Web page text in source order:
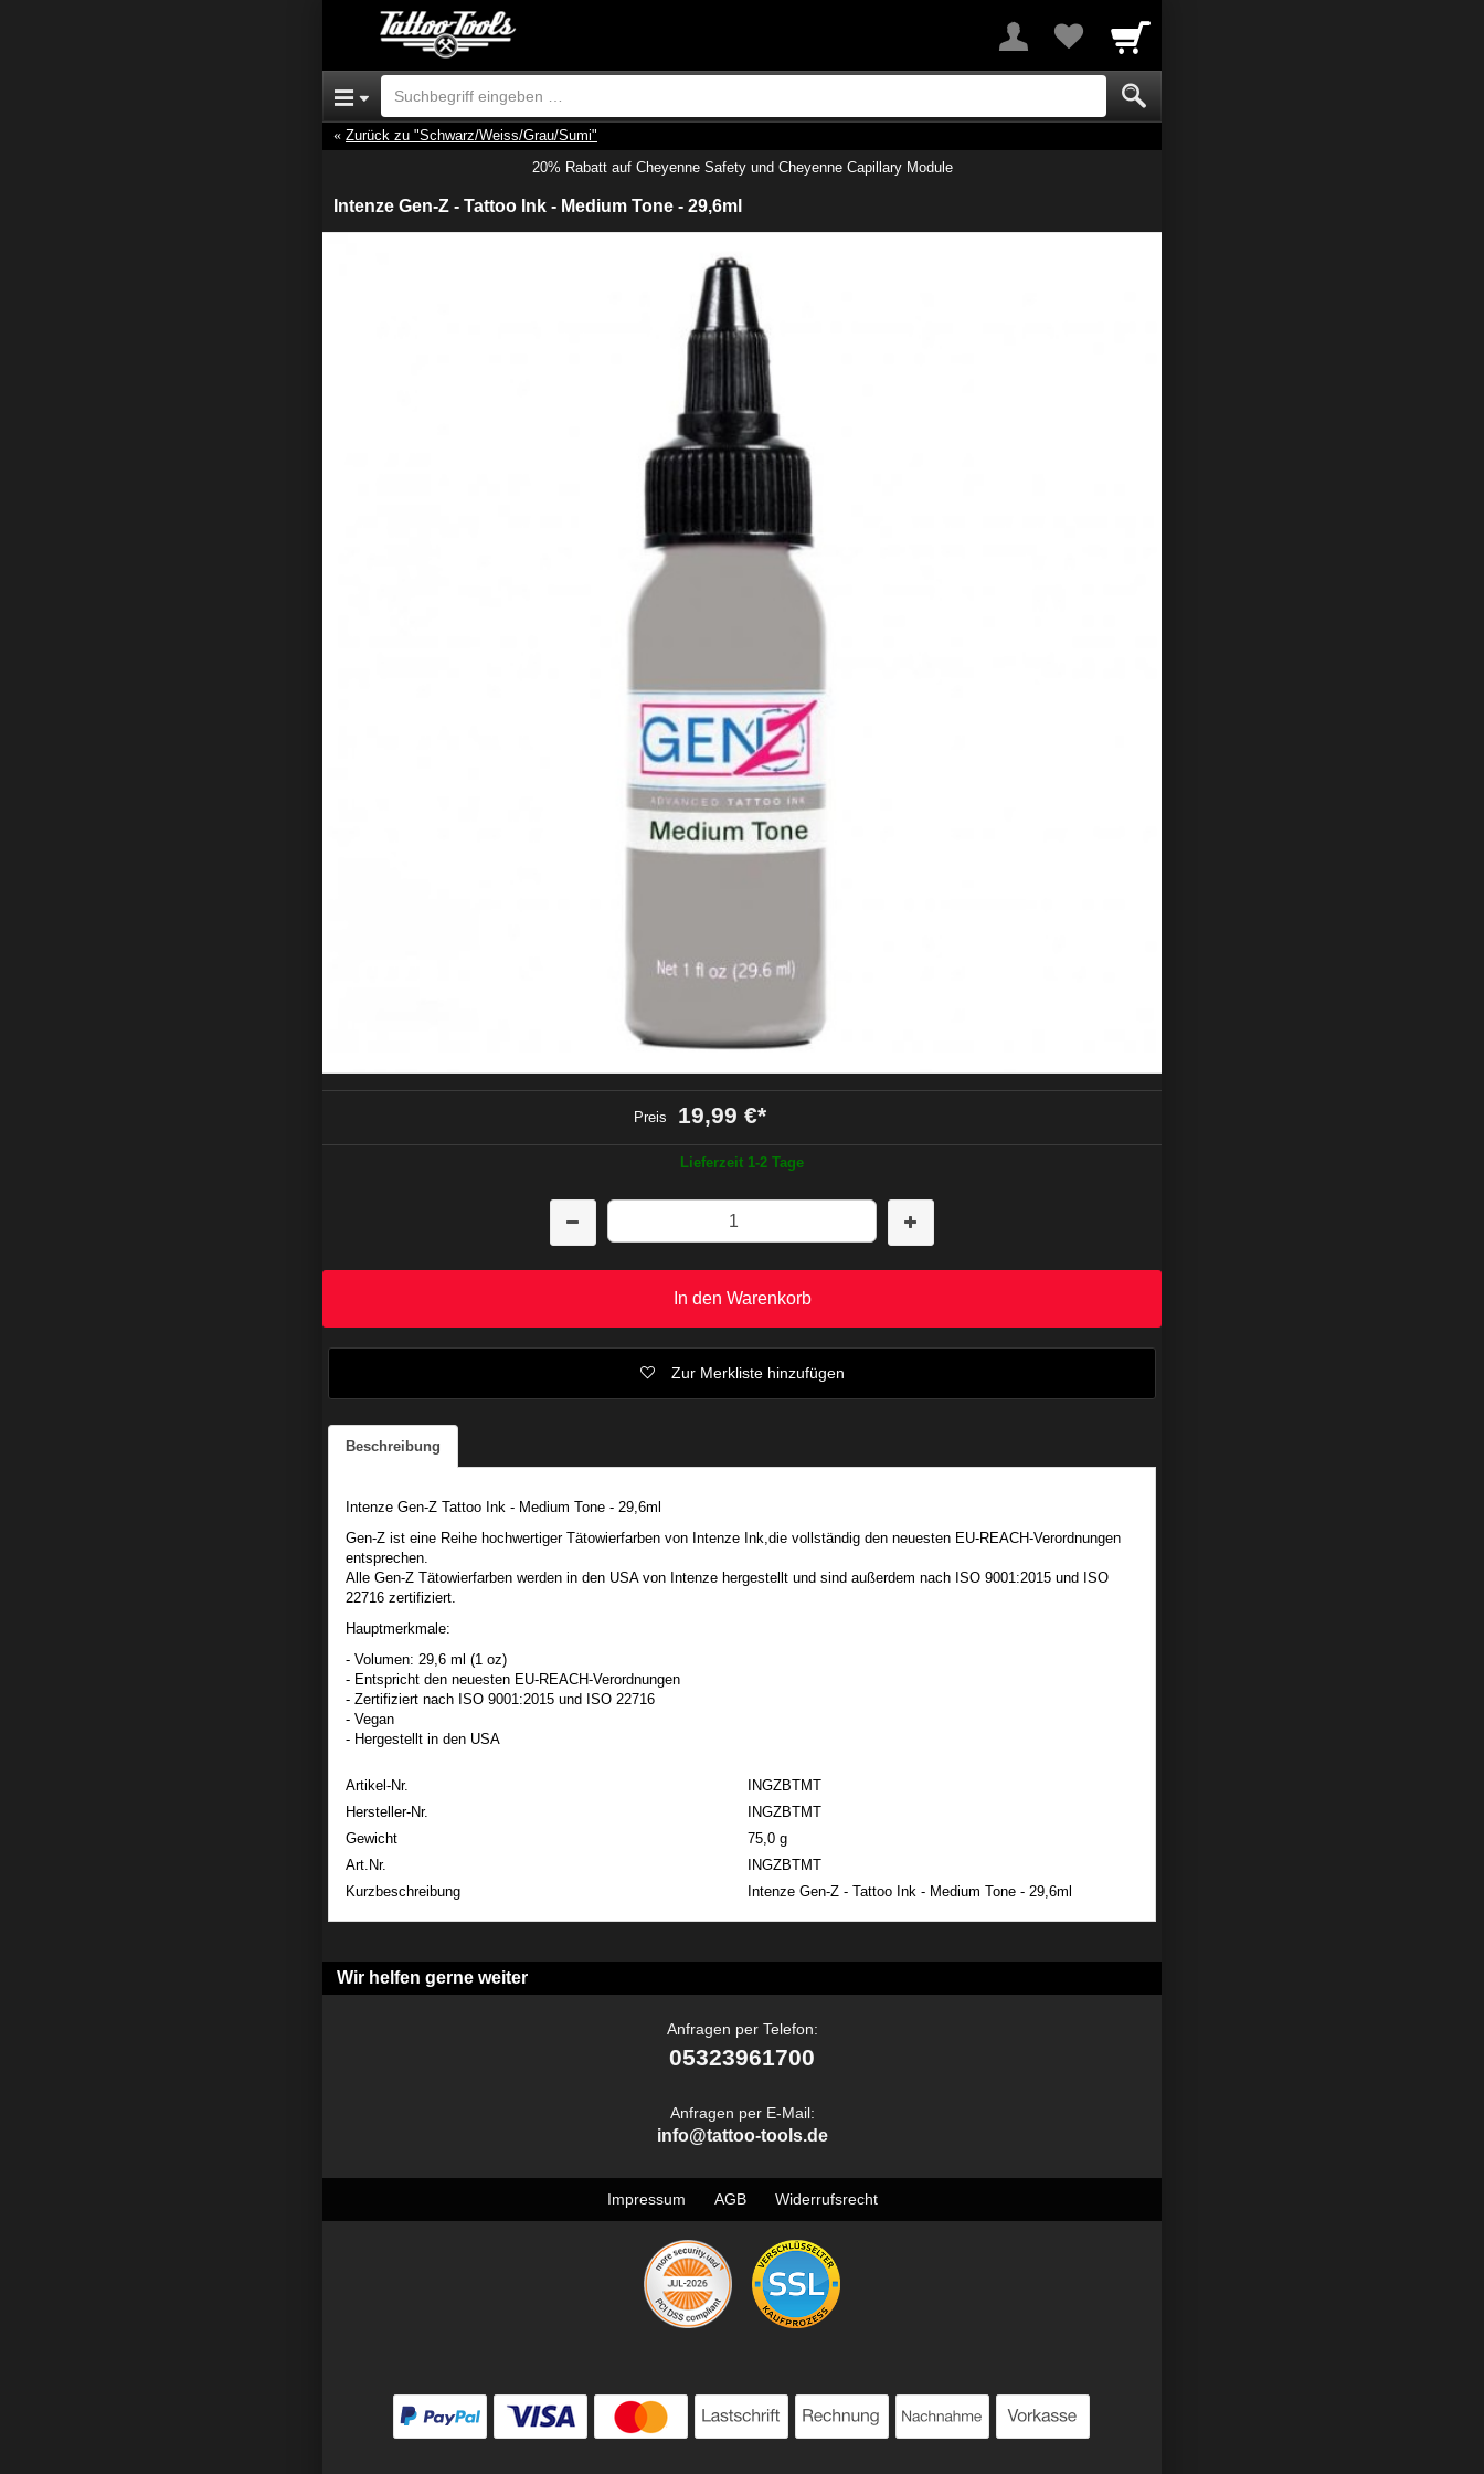
Zurück zu "Schwarz/Weiss/Grau/Sumi"
20% Rabatt auf Cheyenne Safety und Cheyenne Capillary Module
Intenze Gen-Z - Tattoo Ink - Medium Tone - 29,6ml
Preis 19,99 €*
Lieferzeit 1-2 Tage
In den Warenkorb
Zur Merkliste hinzufügen
Beschreibung
Intenze Gen-Z Tattoo Ink - Medium Tone - 29,6ml
Gen-Z ist eine Reihe hochwertiger Tätowierfarben von Intenze Ink,die vollständig den neuesten EU-REACH-Verordnungen
entsprechen.
Alle Gen-Z Tätowierfarben werden in den USA von Intenze hergestellt und sind außerdem nach ISO 9001:2015 und ISO
22716 zertifiziert.
Hauptmerkmale:
- Volumen: 29,6 ml (1 oz)
- Entspricht den neuesten EU-REACH-Verordnungen
- Zertifiziert nach ISO 9001:2015 und ISO 22716
- Vegan
- Hergestellt in den USA
Artikel-Nr.
INGZBTMT
Hersteller-Nr.
INGZBTMT
Gewicht
75,0 g
Art.Nr.
INGZBTMT
Kurzbeschreibung
Intenze Gen-Z - Tattoo Ink - Medium Tone - 29,6ml
Wir helfen gerne weiter
Anfragen per Telefon:
05323961700
Anfragen per E-Mail:
info@tattoo-tools.de
Impressum AGB Widerrufsrecht